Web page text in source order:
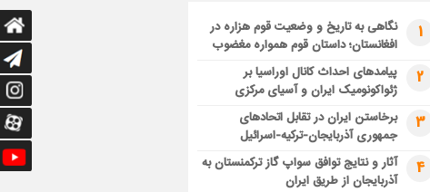
1
نگاهی به تاریخ و وضعیت قوم هزاره در
افغانستان؛ داستان قوم همواره مغضوب
2
پیامدهای احداث کانال اوراسیا بر
ژئواکونومیک ایران و آسیای مرکزی
3
برخاستن ایران در تقابل اتحادهای
جمهوری آذربایجان-ترکیه-اسرائیل
4
آثار و نتایج توافق سواپ گاز ترکمنستان به
آذربایجان از طریق ایران